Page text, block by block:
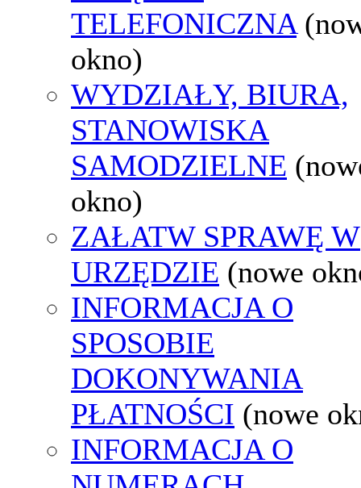
TELEFONICZNA
okno)
WYDZIAŁY, BIURA,
STANOWISKA
SAMODZIELNE
okno)
ZAŁATW SPRAWĘ W
URZĘDZIE (nowe
INFORMACJA O
SPOSOBIE
DOKONYWANIA
PŁATNOŚCI (nowe
INFORMACJA O